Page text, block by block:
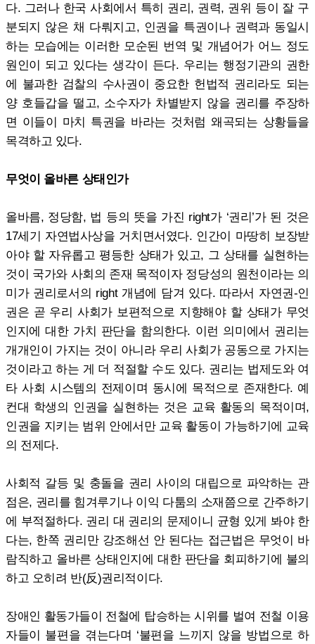
다. 그러나 한국 사회에서 특히 권리, 권력, 권위 등이 잘 구
분되지 않은 채 다뤄지고, 인권을 특권이나 권력과 동일시
하는 모습에는 이러한 모순된 번역 및 개념어가 어느 정도
원인이 되고 있다는 생각이 든다. 우리는 행정기관의 권한
에 불과한 검찰의 수사권이 중요한 헌법적 권리라도 되는
양 호들갑을 떨고, 소수자가 차별받지 않을 권리를 주장하
면 이들이 마치 특권을 바라는 것처럼 왜곡되는 상황들을
목격하고 있다.
무엇이 올바른 상태인가
올바름, 정당함, 법 등의 뜻을 가진 right가 ‘권리’가 된 것은
17세기 자연법사상을 거치면서였다. 인간이 마땅히 보장받
아야 할 자유롭고 평등한 상태가 있고, 그 상태를 실현하는
것이 국가와 사회의 존재 목적이자 정당성의 원천이라는 의
미가 권리로서의 right 개념에 담겨 있다. 따라서 자연권-인
권은 곧 우리 사회가 보편적으로 지향해야 할 상태가 무엇
인지에 대한 가치 판단을 함의한다. 이런 의미에서 권리는
개개인이 가지는 것이 아니라 우리 사회가 공동으로 가지는
것이라고 하는 게 더 적절할 수도 있다. 권리는 법제도와 여
타 사회 시스템의 전제이며 동시에 목적으로 존재한다. 예
컨대 학생의 인권을 실현하는 것은 교육 활동의 목적이며,
인권을 지키는 범위 안에서만 교육 활동이 가능하기에 교육
의 전제다.
사회적 갈등 및 충돌을 권리 사이의 대립으로 파악하는 관
점은, 권리를 힘겨루기나 이익 다툼의 소재쯤으로 간주하기
에 부적절하다. 권리 대 권리의 문제이니 균형 있게 봐야 한
다는, 한쪽 권리만 강조해선 안 된다는 접근법은 무엇이 바
람직하고 올바른 상태인지에 대한 판단을 회피하기에 불의
하고 오히려 반(反)권리적이다.
장애인 활동가들이 전철에 탑승하는 시위를 벌여 전철 이용
자들이 불편을 겪는다며 ‘불편을 느끼지 않을 방법으로 하